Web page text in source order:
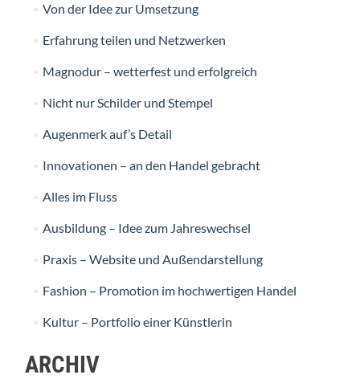
Von der Idee zur Umsetzung
Erfahrung teilen und Netzwerken
Magnodur – wetterfest und erfolgreich
Nicht nur Schilder und Stempel
Augenmerk auf’s Detail
Innovationen – an den Handel gebracht
Alles im Fluss
Ausbildung – Idee zum Jahreswechsel
Praxis – Website und Außendarstellung
Fashion – Promotion im hochwertigen Handel
Kultur – Portfolio einer Künstlerin
ARCHIV